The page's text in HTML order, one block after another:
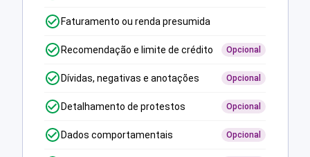
Faturamento ou renda presumida
Recomendação e limite de crédito Opcional
Dívidas, negativas e anotações Opcional
Detalhamento de protestos Opcional
Dados comportamentais Opcional